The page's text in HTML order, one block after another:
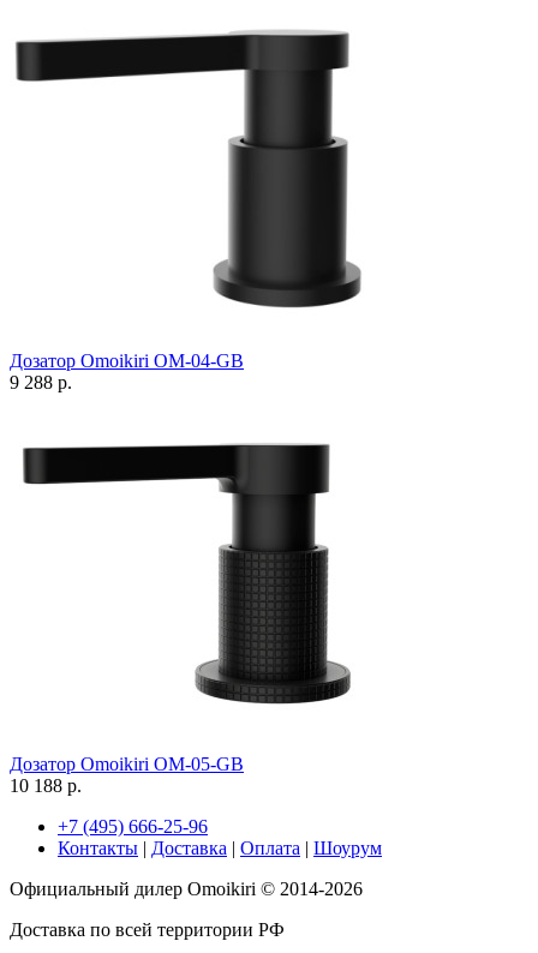
Дозатор Omoikiri OM-04-GB
9 288 р.
Дозатор Omoikiri OM-05-GB
10 188 р.
+7 (495) 666-25-96
Контакты | Доставка | Оплата | Шоурум
Официальный дилер Omoikiri © 2014-2026
Доставка по всей территории РФ